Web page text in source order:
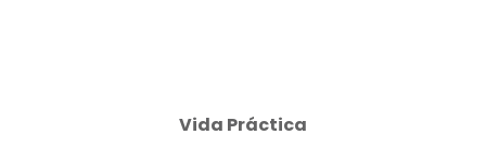
Vida Práctica